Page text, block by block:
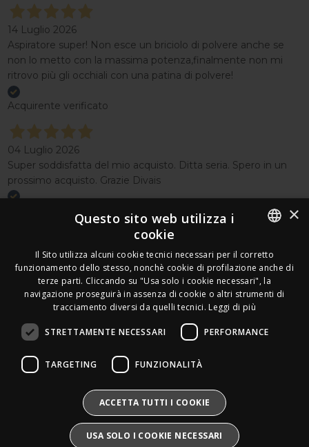
14 Luglio 2026
Aspiratore super! Non esce un briciolo di polvere anche se
non lo metto con la massima potenza,finalmente non mi
ritrovo più gli occhiali con una patina di polvere!
Acquirente verificato
04 Luglio 2026
Super soddisfatta del mio acquisto. Ditta seria. Spero in un
prossimo acquisto. Grazie Divais
Seguici
Newsletter
Leds Electronics di Stabile Dario
Via Annamaria Ortese 33 - 80144 Napoli
Info@divais.it Telefono:08118098352
Pec:ledselectronics@pec.it
Produttore AEE:
IT25020000016865
ITALIAN
FRENCH
GERMAN
ENGLISH
×
Questo sito web utilizza i
cookie
Il Sito utilizza alcuni cookie tecnici necessari per il corretto
funzionamento dello stesso, nonchè cookie di profilazione anche di
terze parti. Cliccando su "Usa solo i cookie necessari", la
navigazione proseguirà in assenza di cookie o altri strumenti di
tracciamento diversi da quelli tecnici. Leggi di più
STRETTAMENTE NECESSARI PERFORMANCE
TARGETING FUNZIONALITÀ
ACCETTA TUTTI I COOKIE
USA SOLO I COOKIE NECESSARI